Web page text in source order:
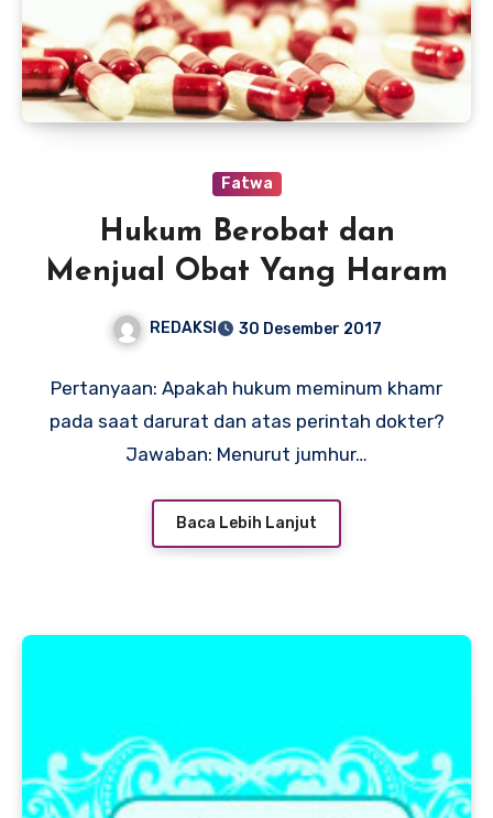
Fatwa
Hukum Berobat dan
Menjual Obat Yang Haram
REDAKSI 30 Desember 2017
Pertanyaan: Apakah hukum meminum khamr
pada saat darurat dan atas perintah dokter?
Jawaban: Menurut jumhur…
Baca Lebih Lanjut